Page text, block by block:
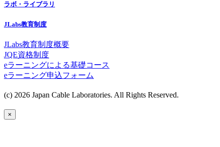
ラボ・ライブラリ
JLabs教育制度
JLabs教育制度概要
JQE資格制度
eラーニングによる基礎コース
eラーニング申込フォーム
(c) 2026 Japan Cable Laboratories. All Rights Reserved.
×